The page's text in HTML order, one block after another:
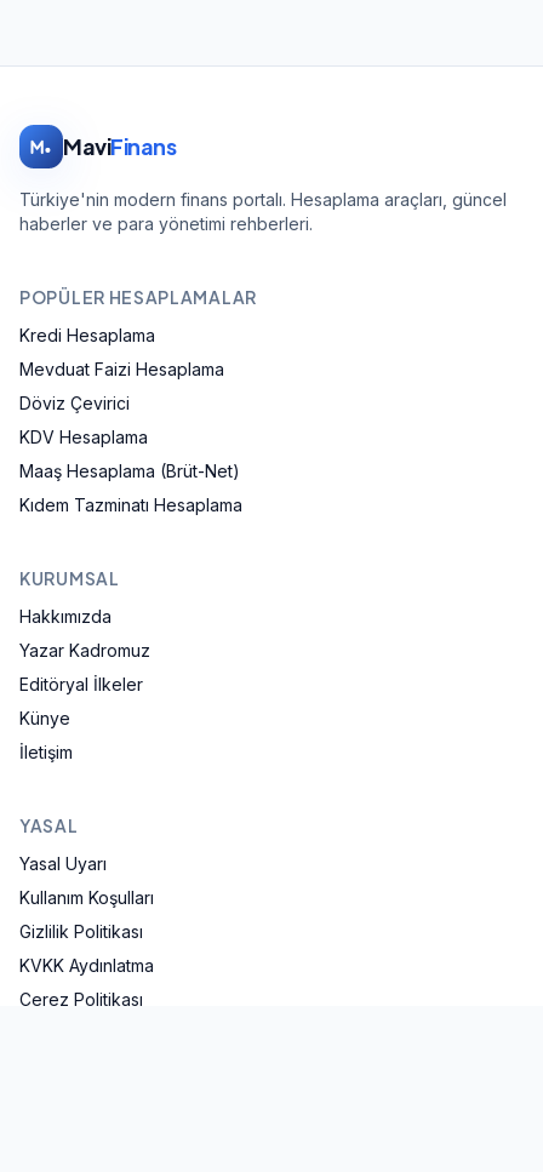
MaviFinans
Türkiye'nin modern finans portalı. Hesaplama araçları, güncel
haberler ve para yönetimi rehberleri.
POPÜLER HESAPLAMALAR
Kredi Hesaplama
Mevduat Faizi Hesaplama
Döviz Çevirici
KDV Hesaplama
Maaş Hesaplama (Brüt-Net)
Kıdem Tazminatı Hesaplama
KURUMSAL
Hakkımızda
Yazar Kadromuz
Editöryal İlkeler
Künye
İletişim
YASAL
Yasal Uyarı
Kullanım Koşulları
Gizlilik Politikası
KVKK Aydınlatma
Çerez Politikası